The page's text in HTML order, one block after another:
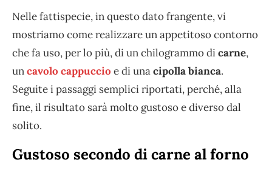
Nelle fattispecie, in questo dato frangente, vi
mostriamo come realizzare un appetitoso contorno
che fa uso, per lo più, di un chilogrammo dicarne,
uncavolo cappuccio e di unacipolla bianca.
Seguite i passaggi semplici riportati, perché, alla
fine, il risultato sarà molto gustoso e diverso dal
solito.
Gustoso secondo di carne al forno